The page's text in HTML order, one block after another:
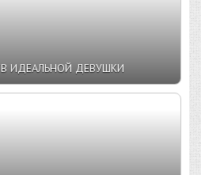
ИДЕАЛЬНОЙ ДЕВУШКИ